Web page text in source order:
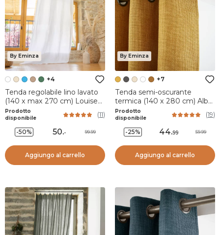
By Eminza
+4
Tenda regolabile lino lavato
(140 x max 270 cm) Louise
Bianco
Prodotto
disponibile
(11)
-50% 50.- 99.99
Aggiungo al carrello
By Eminza
+7
Tenda semi-oscurante
termica (140 x 280 cm) Alba
Giallo senape
Prodotto
disponibile
(19)
-25% 44.99 59.99
Aggiungo al carrello